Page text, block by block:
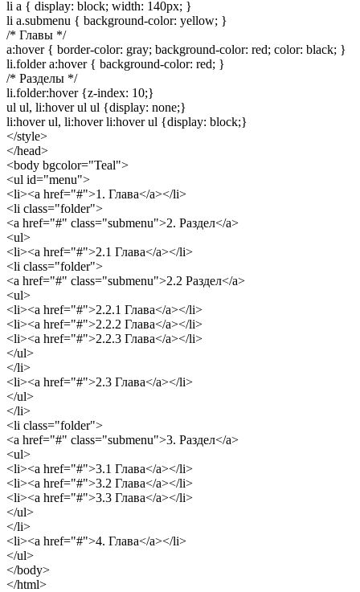
li a { display: block; width: 140px; }
li a.submenu { background-color: yellow; }
/* Главы */
a:hover { border-color: gray; background-color: red; color: black; }
li.folder a:hover { background-color: red; }
/* Разделы */
li.folder:hover {z-index: 10;}
ul ul, li:hover ul ul {display: none;}
li:hover ul, li:hover li:hover ul {display: block;}
</style>
</head>
<body bgcolor="Teal">
<ul id="menu">
<li><a href="#">1. Глава</a></li>
<li class="folder">
<a href="#" class="submenu">2. Раздел</a>
<ul>
<li><a href="#">2.1 Глава</a></li>
<li class="folder">
<a href="#" class="submenu">2.2 Раздел</a>
<ul>
<li><a href="#">2.2.1 Глава</a></li>
<li><a href="#">2.2.2 Глава</a></li>
<li><a href="#">2.2.3 Глава</a></li>
</ul>
</li>
<li><a href="#">2.3 Глава</a></li>
</ul>
</li>
<li class="folder">
<a href="#" class="submenu">3. Раздел</a>
<ul>
<li><a href="#">3.1 Глава</a></li>
<li><a href="#">3.2 Глава</a></li>
<li><a href="#">3.3 Глава</a></li>
</ul>
</li>
<li><a href="#">4. Глава</a></li>
</ul>
</body>
</html>